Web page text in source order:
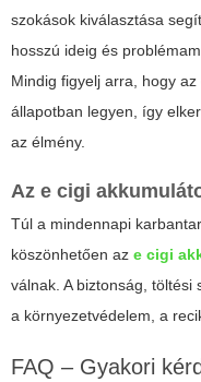
szokások kiválasztása
hosszú ideig és
Mindig figyelj arra, hogy az
állapotban legyen, így
az élmény.
Az e cigi
Túl a mindennapi
köszönhetően az e cigi
válnak. A biztonság,
a környezetvédelem, a
FAQ – Gyakori